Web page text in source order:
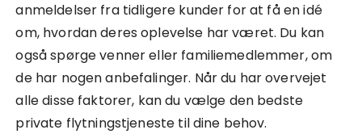
anmeldelser fra tidligere kunder for at få en idé
om, hvordan deres oplevelse har været. Du kan
også spørge venner eller familiemedlemmer, om
de har nogen anbefalinger. Når du har overvejet
alle disse faktorer, kan du vælge den bedste
private flytningstjeneste til dine behov.